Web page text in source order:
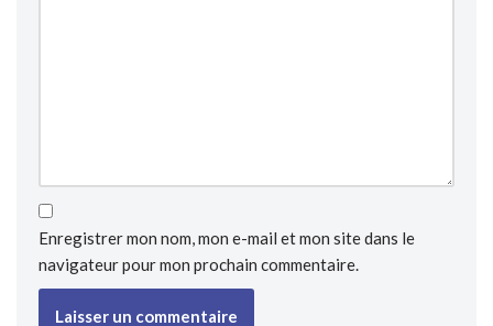
Enregistrer mon nom, mon e-mail et mon site dans le
navigateur pour mon prochain commentaire.